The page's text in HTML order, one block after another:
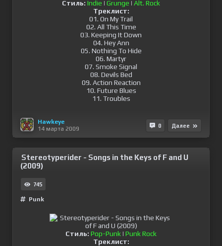
Стиль: Indie | Grunge | Alt. Rock
Треклист:
01. On My Trail
02. All This Time
03. Keeping It Down
04. Hey Ann
05. Nothing To Hide
06. Martyr
07. Smoke Signal
08. Devils Bed
09. Action Reaction
10. Future Blues
11. Troubles
Hawkeye
14 марта 2009
0 Далее
Stereotyperider - Songs in the Keys of F and U
(2009)
745
Punk
Стиль: Pop-Punk | Punk Rock
Треклист: